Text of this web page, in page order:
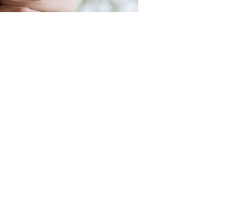
men tilskuddet bør
apoteket vejlede om